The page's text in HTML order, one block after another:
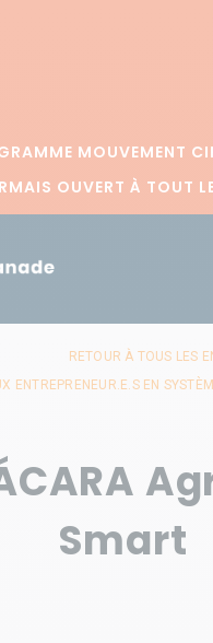
MOUVEMENT
OUVERT À TOUT
RETOUR À TOUS LES
ENTREPRENEUR.E.S EN
Smart